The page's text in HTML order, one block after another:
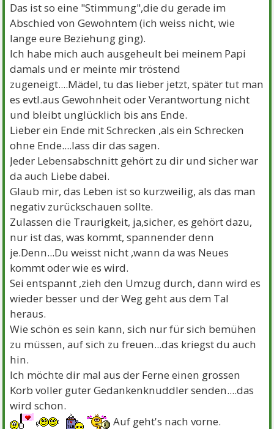
Das ist so eine "Stimmung",die du gerade im
Abschied von Gewohntem (ich weiss nicht, wie
lange eure Beziehung ging).
Ich habe mich auch ausgeheult bei meinem Papi
damals und er meinte mir tröstend
zugeneigt....Mädel, tu das lieber jetzt, später tut man
es evtl.aus Gewohnheit oder Verantwortung nicht
und bleibt unglücklich bis ans Ende.
Lieber ein Ende mit Schrecken ,als ein Schrecken
ohne Ende....lass dir das sagen.
Jeder Lebensabschnitt gehört zu dir und sicher war
da auch Liebe dabei.
Glaub mir, das Leben ist so kurzweilig, als das man
negativ zurückschauen sollte.
Zulassen die Traurigkeit, ja,sicher, es gehört dazu,
nur ist das, was kommt, spannender denn
je.Denn...Du weisst nicht ,wann da was Neues
kommt oder wie es wird.
Sei entspannt ,zieh den Umzug durch, dann wird es
wieder besser und der Weg geht aus dem Tal
heraus.
Wie schön es sein kann, sich nur für sich bemühen
zu müssen, auf sich zu freuen...das kriegst du auch
hin.
Ich möchte dir mal aus der Ferne einen grossen
Korb voller guter Gedankenknuddler senden....das
wird schon.
Auf geht's nach vorne.